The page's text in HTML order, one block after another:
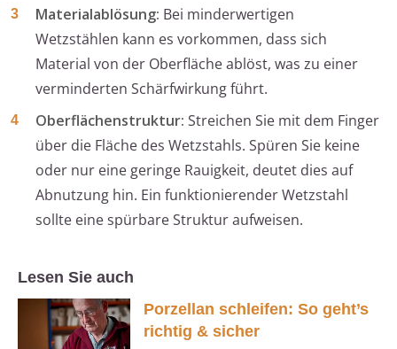
Materialablösung: Bei minderwertigen
Wetzstählen kann es vorkommen, dass sich
Material von der Oberfläche ablöst, was zu einer
verminderten Schärfwirkung führt.
Oberflächenstruktur: Streichen Sie mit dem Finger
über die Fläche des Wetzstahls. Spüren Sie keine
oder nur eine geringe Rauigkeit, deutet dies auf
Abnutzung hin. Ein funktionierender Wetzstahl
sollte eine spürbare Struktur aufweisen.
Lesen Sie auch
Porzellan schleifen: So geht’s
richtig & sicher